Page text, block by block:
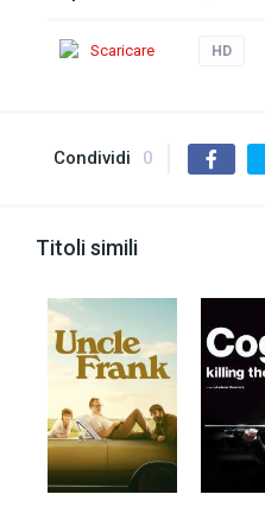
Scaricare HD
Condividi 0
Titoli simili